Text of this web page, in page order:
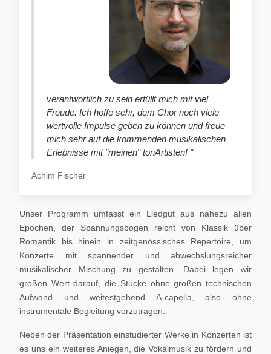
verantwortlich zu sein erfüllt mich mit viel
Freude. Ich hoffe sehr, dem Chor noch viele
wertvolle Impulse geben zu können und freue
mich sehr auf die kommenden musikalischen
Erlebnisse mit "meinen" tonArtisten! "
Achim Fischer
Unser Programm umfasst ein Liedgut aus nahezu allen
Epochen, der Spannungsbogen reicht von Klassik über
Romantik bis hinein in zeitgenössisches Repertoire, um
Konzerte mit spannender und abwechslungsreicher
musikalischer Mischung zu gestalten. Dabei legen wir
großen Wert darauf, die Stücke ohne großen technischen
Aufwand und weitestgehend A-capella, also ohne
instrumentale Begleitung vorzutragen.
Neben der Präsentation einstudierter Werke in Konzerten ist
es uns ein weiteres Aniegen, die Vokalmusik zu fördern und